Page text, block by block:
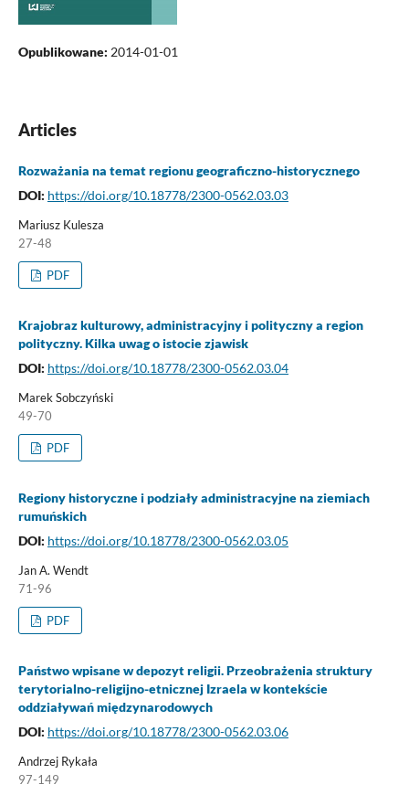
Opublikowane: 2014-01-01
Articles
Rozważania na temat regionu geograficzno-historycznego
DOI: https://doi.org/10.18778/2300-0562.03.03
Mariusz Kulesza
27-48
PDF
Krajobraz kulturowy, administracyjny i polityczny a region
polityczny. Kilka uwag o istocie zjawisk
DOI: https://doi.org/10.18778/2300-0562.03.04
Marek Sobczyński
49-70
PDF
Regiony historyczne i podziały administracyjne na ziemiach
rumuńskich
DOI: https://doi.org/10.18778/2300-0562.03.05
Jan A. Wendt
71-96
PDF
Państwo wpisane w depozyt religii. Przeobrażenia struktury
terytorialno-religijno-etnicznej Izraela w kontekście
oddziaływań międzynarodowych
DOI: https://doi.org/10.18778/2300-0562.03.06
Andrzej Rykała
97-149